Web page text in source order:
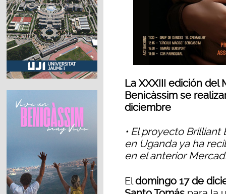
La XXXIII edición del
Benicàssim se
diciembre
• El proyecto
en Uganda ya ha
en el anterior
Eldomingo 17 de